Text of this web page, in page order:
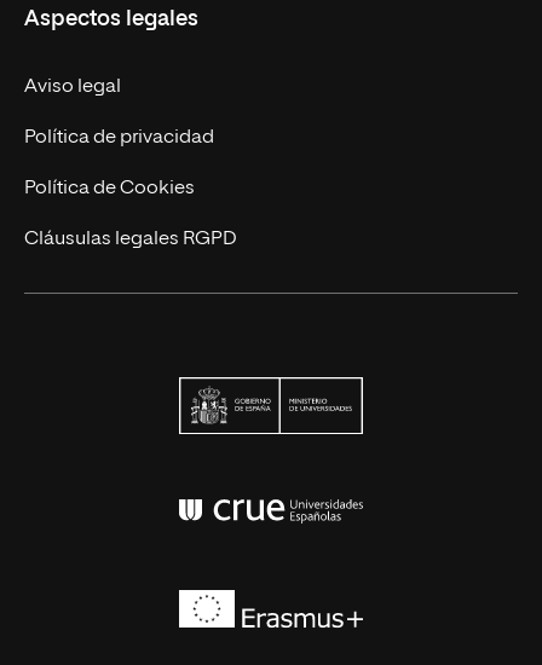
Nuestro Equipo
Trabaja en UNIR
Actualidad
Contáctanos
Aspectos legales
Aviso legal
Política de privacidad
Política de Cookies
Cláusulas legales RGPD
Conferencia de